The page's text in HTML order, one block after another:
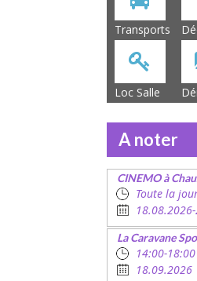
Transports
Loc Salle
A noter
CINEMO à
Toute la
La Caravane
14:00-18:00
18.09.2026